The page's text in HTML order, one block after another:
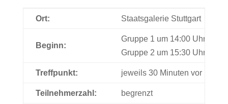
Ort: Staatsgalerie Stuttgart
Beginn:
Gruppe 1 um 14:00 Uhr
Gruppe 2 um 15:30 Uhr
Treffpunkt: jeweils 30 Minuten vor
Teilnehmerzahl: begrenzt